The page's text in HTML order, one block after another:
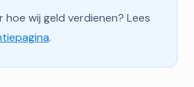
wij geld verdienen? Lees
.